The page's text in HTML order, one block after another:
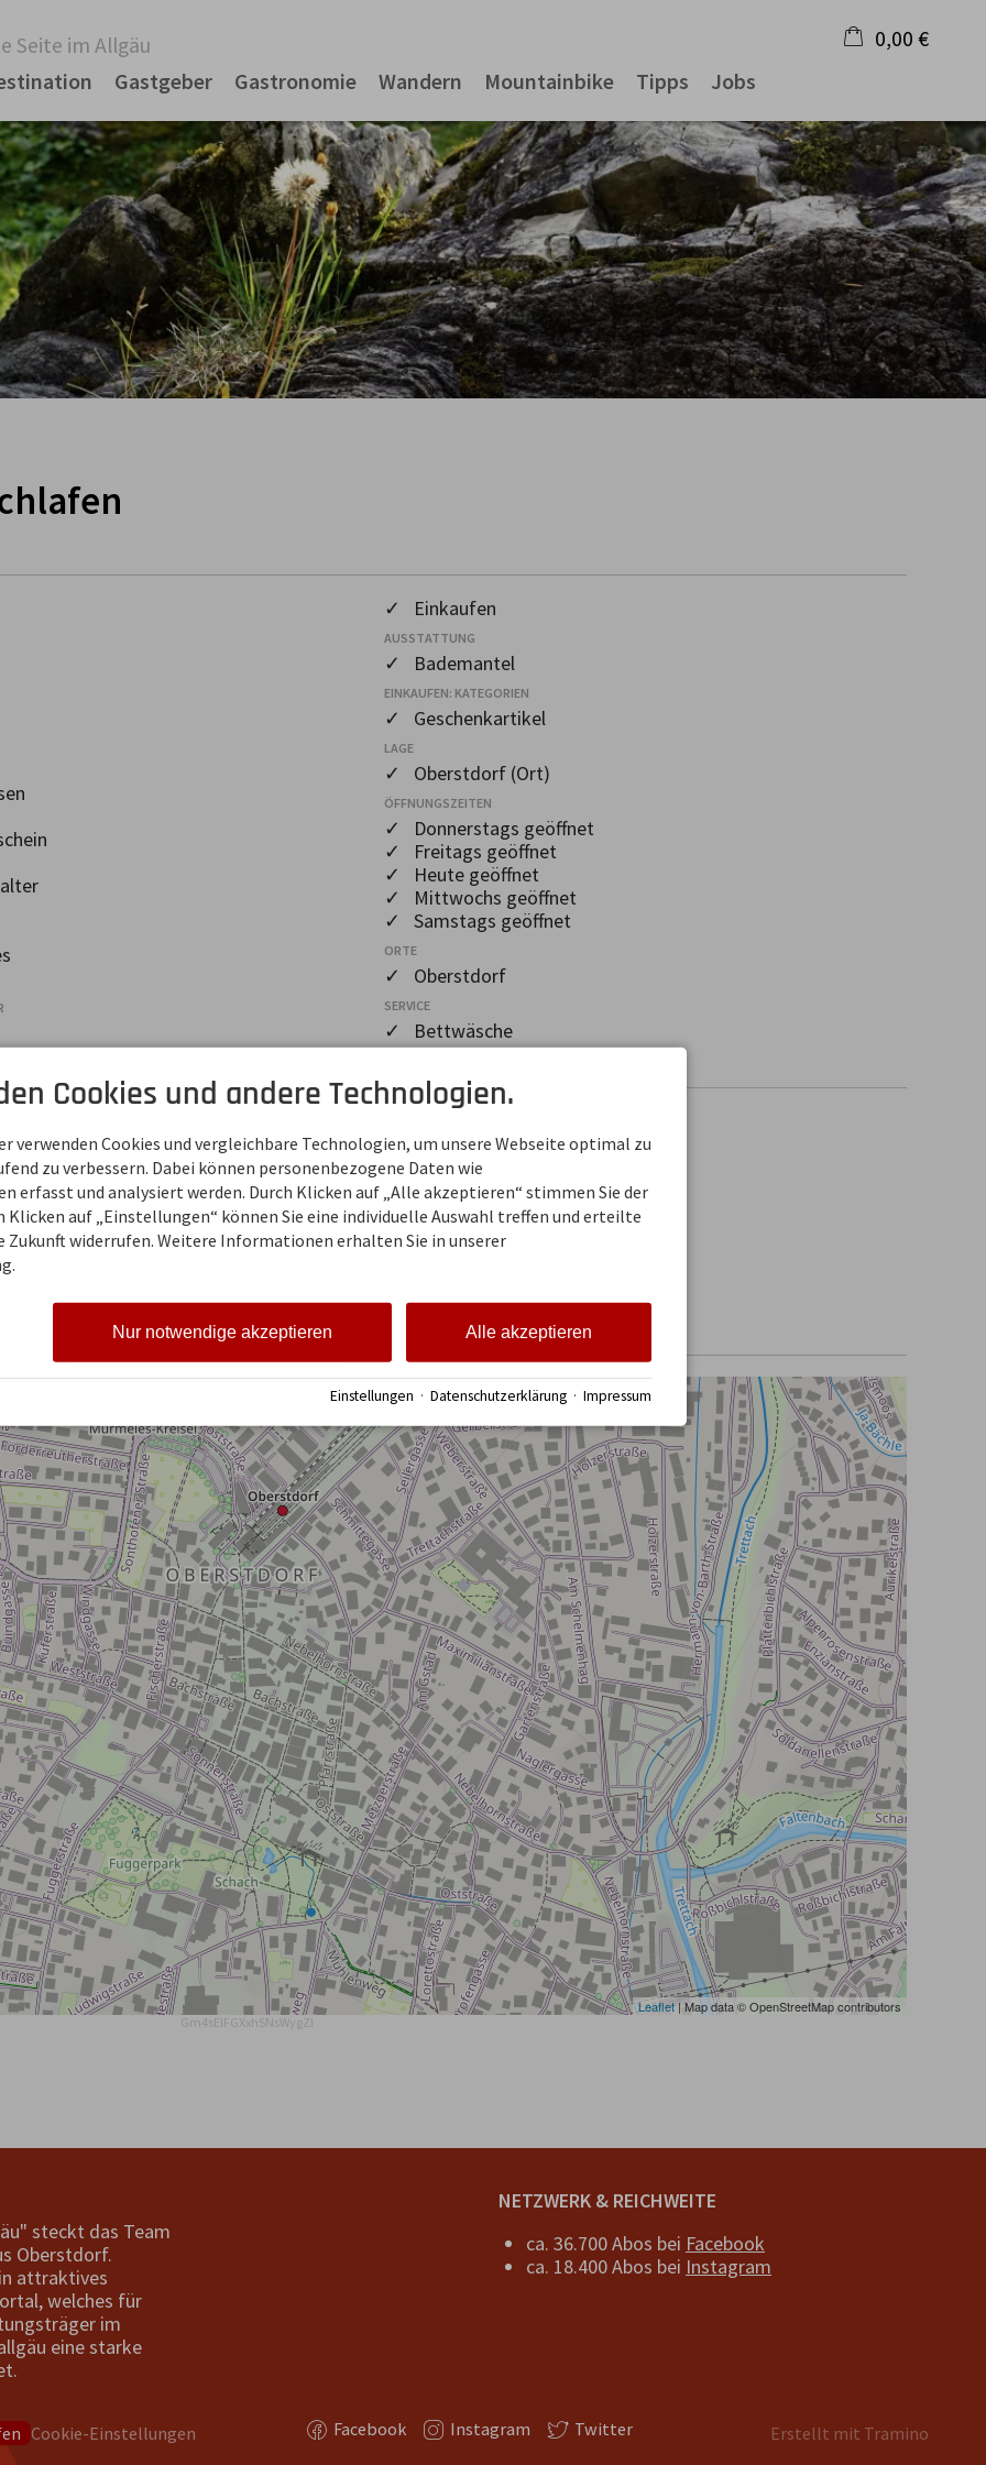
Seite im Allgäu
Gastgeber Gastronomie Wandern Mountainbike Tipps Jobs
0,00 €
Warenkorb ist leer
✓ Einkaufen
AUSSTATTUNG
✓ Bademantel
EINKAUFEN: KATEGORIEN
✓ Geschenkartikel
LAGE
✓ Oberstdorf (Ort)
ÖFFNUNGSZEITEN
✓ Donnerstags geöffnet
✓ Freitags geöffnet
✓ Heute geöffnet
✓ Mittwochs geöffnet
✓ Samstags geöffnet
ORTE
✓ Oberstdorf
SERVICE
✓ Bettwäsche
Hetzer
Mo, Di, So
geschlossen
Mi - Fr
10:00-13:00
und
14:00-18:00
Samstag
10:00-14:00
Leaflet| Map data © OpenStreetMap contributors
Gm4sElFGXxhSNsWygZI
steckt das Team
Oberstdorf.
attraktives
welches für
im
eine starke
NETZWERK & REICHWEITE
ca. 36.700 Abos bei Facebook
ca. 18.400 Abos bei Instagram
Cookie-Einstellungen Facebook Instagram Twitter Erstellt mit Tramino
Cookies und andere Technologien.
verwenden Cookies und vergleichbare Technologien, um unsere Webseite optimal zu
zu verbessern. Dabei können personenbezogene Daten wie
erfasst und analysiert werden. Durch Klicken auf „Alle akzeptieren“ stimmen Sie der
Klicken auf „Einstellungen“ können Sie eine individuelle Auswahl treffen und erteilte
Zukunft widerrufen. Weitere Informationen erhalten Sie in unserer
Alle akzeptieren
Nur notwendige akzeptieren
Einstellungen · Datenschutzerklärung · Impressum